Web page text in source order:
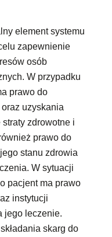
element systemu
zapewnienie
osób
W przypadku
prawo do
uzyskania
zdrowotne i
prawo do
stanu zdrowia
W sytuacji
pacjent ma prawo
instytucji
jego leczenie.
skarg do